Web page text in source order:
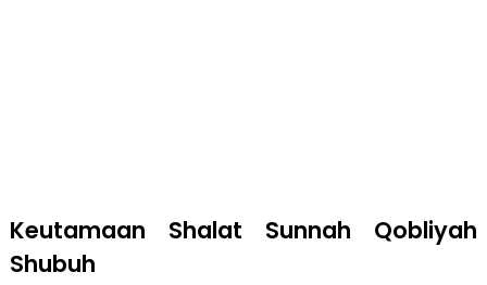
Keutamaan Shalat Sunnah Qobliyah
Shubuh